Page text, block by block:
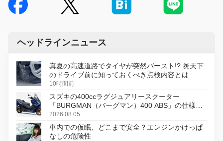
ヘッドラインニュース
真夏の高速道路でタイヤが突然バースト!? 炎天下
のドライブ前に知っておくべき点検内容とは
10時間前
スズキの400ccラグジュアリースクーター
「BURGMAN（バーグマン）400 ABS」の仕様を
変更し、8月18日に発売
2026.08.05
車内での仮眠、どこまで安全？エンジンかけっぱ
なしの危険性